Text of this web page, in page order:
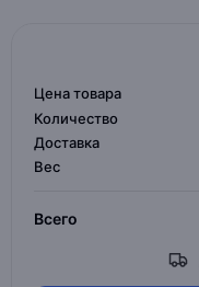
Цена товара
Количество
Доставка
Вес
Всего